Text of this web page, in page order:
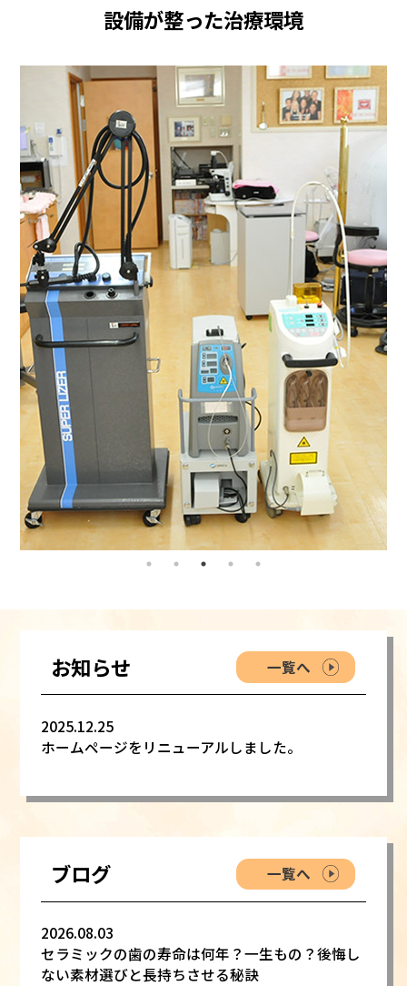
設備が整った治療環境
お知らせ 一覧へ
2025.12.25
ホームページをリニューアルしました。
ブログ 一覧へ
2026.08.03
セラミックの歯の寿命は何年？一生もの？後悔し
ない素材選びと長持ちさせる秘訣